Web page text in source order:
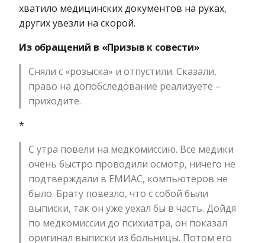
хватило медицинских документов на руках,
других увезли на скорой.
Из обращений в «Призыв к совести»
Сняли с «розыска» и отпустили. Сказали,
право на допобследование реализуете –
приходите.
*
С утра повели на медкомиссию. Все медики
очень быстро проводили осмотр, ничего не
подтверждали в ЕМИАС, компьютеров не
было. Брату повезло, что с собой были
выписки, так он уже уехал бы в часть. Дойдя
по медкомиссии до психиатра, он показал
оригинал выписки из больницы. Потом его